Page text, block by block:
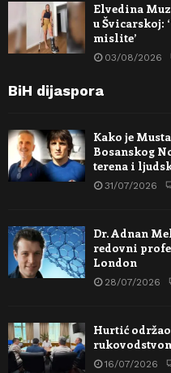
Elvedina
u Švicarskoj:
mislite’
03/08/2026
BiH dijaspora
Kako je
Bosanskog
terena i
31/07/2026
Dr. Adnan
redovni
London
28/07/2026
Hurtić
16/07/2026